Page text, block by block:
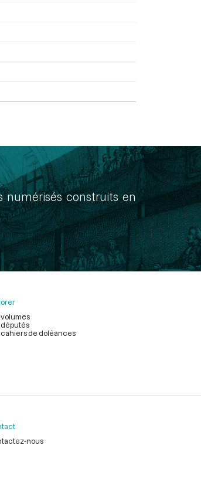
numérisés construits en
volumes
députés
cahiers de doléances
nous